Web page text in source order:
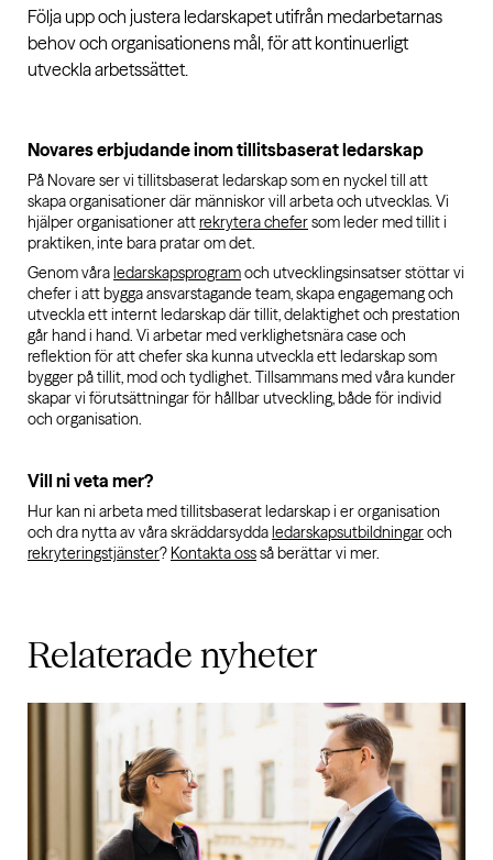
Följa upp och justera ledarskapet utifrån medarbetarnas
behov och organisationens mål, för att kontinuerligt
utveckla arbetssättet.
Novares erbjudande inom tillitsbaserat ledarskap
På Novare ser vi tillitsbaserat ledarskap som en nyckel till att
skapa organisationer där människor vill arbeta och utvecklas. Vi
hjälper organisationer attrekrytera chefersom leder med tillit i
praktiken, inte bara pratar om det.
Genom våraledarskapsprogramoch utvecklingsinsatser stöttar vi
chefer i att bygga ansvarstagande team, skapa engagemang och
utveckla ett internt ledarskap där tillit, delaktighet och prestation
går hand i hand. Vi arbetar med verklighetsnära case och
reflektion för att chefer ska kunna utveckla ett ledarskap som
bygger på tillit, mod och tydlighet. Tillsammans med våra kunder
skapar vi förutsättningar för hållbar utveckling, både för individ
och organisation.
Vill ni veta mer?
Hur kan ni arbeta med tillitsbaserat ledarskap i er organisation
och dra nytta av våra skräddarsyddaledarskapsutbildningaroch
rekryteringstjänster? Kontakta ossså berättar vi mer.
Relaterade nyheter